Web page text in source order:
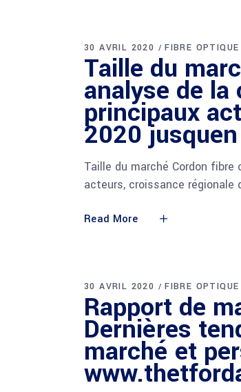
30 AVRIL 2020 FIBRE OPTIQUE
Taille du
analyse de
principaux
2020
Taille du marché Cordon
acteurs, croissance régionale
Read More
30 AVRIL 2020 FIBRE OPTIQUE
Rapport de
Dernières
marché et